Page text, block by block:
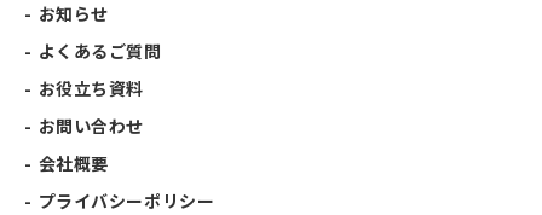
お知らせ
よくあるご質問
お役立ち資料
お問い合わせ
会社概要
プライバシーポリシー